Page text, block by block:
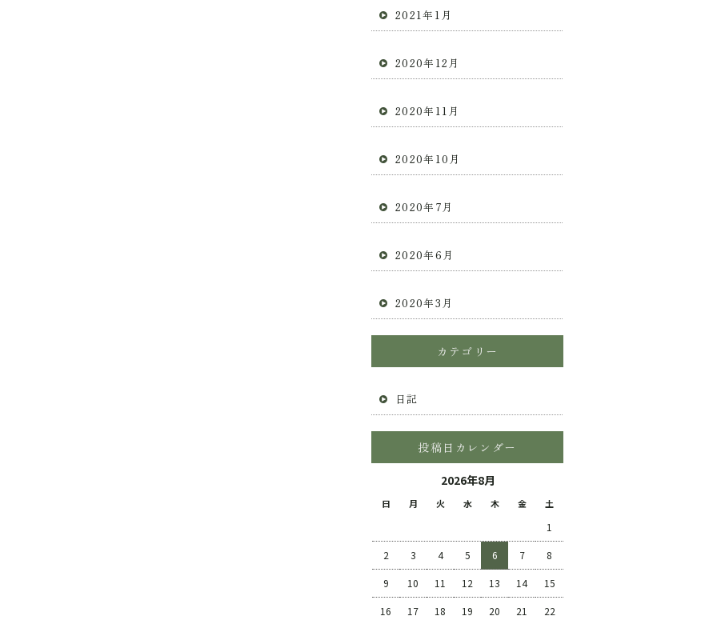
2021年1月
2020年12月
2020年11月
2020年10月
2020年7月
2020年6月
2020年3月
カテゴリー
日記
投稿日カレンダー
2026年8月
日 月 火 水 木 金 土
1
2 3 4 5 6 7 8
9 10 11 12 13 14 15
16 17 18 19 20 21 22